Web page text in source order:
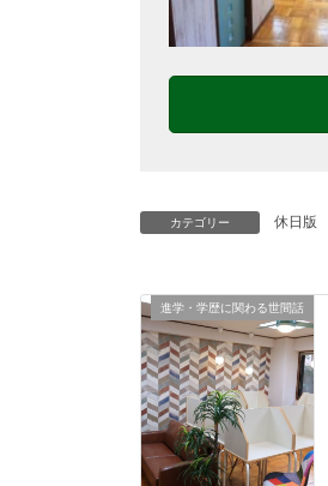
カテゴリー 休日版
進学・学歴に関わる世間話